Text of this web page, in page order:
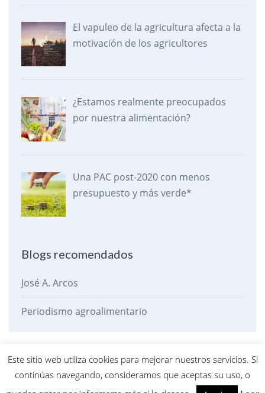
El vapuleo de la agricultura afecta a la
motivación de los agricultores
¿Estamos realmente preocupados
por nuestra alimentación?
Una PAC post-2020 con menos
presupuesto y más verde*
Blogs recomendados
José A. Arcos
Periodismo agroalimentario
Política Economía Agroalimentación Desarrollo Rural
Este sitio web utiliza cookies para mejorar nuestros servicios. Si
continúas navegando, consideramos que aceptas su uso, o